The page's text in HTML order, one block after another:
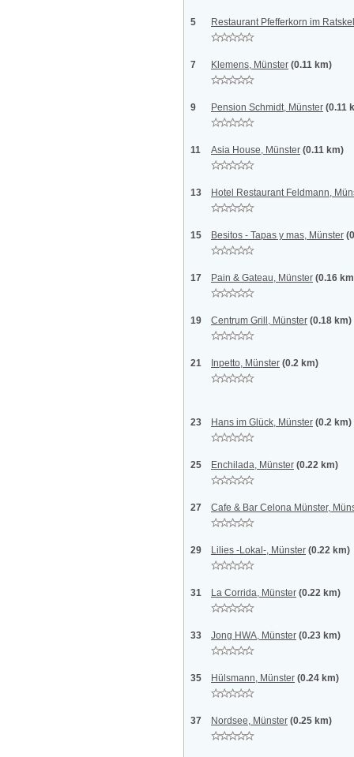
5 Restaurant Pfefferkorn im
7 Klemens, Münster (0.11 km)
9 Pension Schmidt, Münster (0.11
11 Asia House, Münster (0.11 km)
13 Hotel Restaurant Feldmann,
15 Besitos - Tapas y mas, Münster
17 Pain & Gateau, Münster (0.16
19 Centrum Grill, Münster (0.18 km)
21 Inpetto, Münster (0.2 km)
23 Hans im Glück, Münster (0.2 km)
25 Enchilada, Münster (0.22 km)
27 Cafe & Bar Celona Münster,
29 Lilies -Lokal-, Münster (0.22 km)
31 La Corrida, Münster (0.22 km)
33 Jong HWA, Münster (0.23 km)
35 Hülsmann, Münster (0.24 km)
37 Nordsee, Münster (0.25 km)